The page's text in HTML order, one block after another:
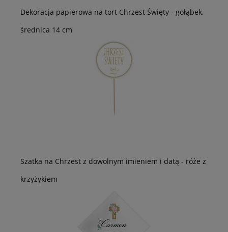
Dekoracja papierowa na tort Chrzest Święty - gołąbek,
średnica 14 cm
Szatka na Chrzest z dowolnym imieniem i datą - róże z
krzyżykiem